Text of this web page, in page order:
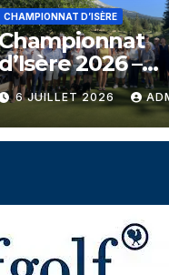
CHAMPIONNAT D’ISÈRE
2026 –
en
–
juillet
6 JUILLET 2026